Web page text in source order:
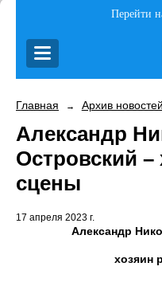
Перейти
Главная → Архив новостей
Александр
Островский –
сцены
17 апреля 2023 г.
Александр
хозяин